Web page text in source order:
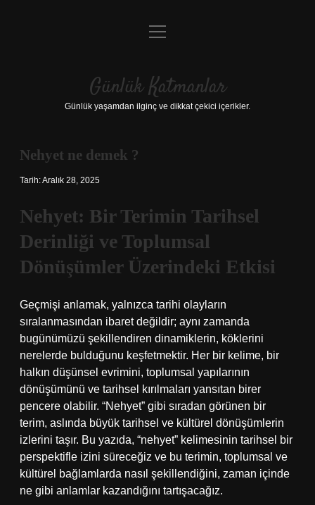
Anasayfa
Yasal Uyarı
menüyü
Günlük Katmanlar
Günlük yaşamdan ilginç ve dikkat çekici içerikler.
Nehyet ne demek ?
Tarih: Aralık 28, 2025
Nehyet: Bir Terimin Tarihsel
Derinliği ve Toplumsal
Dönüşümler Üzerindeki Etkisi
Geçmişi anlamak, yalnızca tarihi olayların
sıralanmasından ibaret değildir; aynı zamanda
bugünümüzü şekillendiren dinamiklerin, köklerini
nerelerde bulduğunu keşfetmektir. Her bir kelime, bir
halkın düşünsel evrimini, toplumsal yapılarının
dönüşümünü ve tarihsel kırılmaları yansıtan birer
pencere olabilir. “Nehyet” gibi sıradan görünen bir
terim, aslında büyük tarihsel ve kültürel dönüşümlerin
izlerini taşır. Bu yazıda, “nehyet” kelimesinin tarihsel bir
perspektifle izini süreceğiz ve bu terimin, toplumsal ve
kültürel bağlamlarda nasıl şekillendiğini, zaman içinde
ne gibi anlamlar kazandığını tartışacağız.